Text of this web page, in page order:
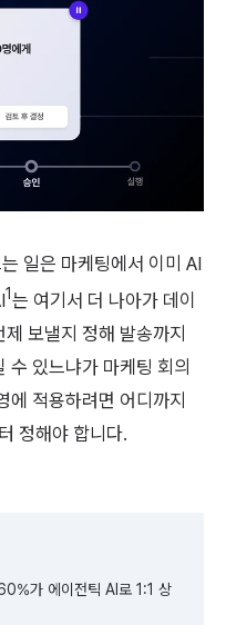
일은 마케팅에서 이미 AI
1는 여기서 더 나아가 데이
보낼지 정해 발송까지
수 있느냐가 마케팅 회의
에 적용하려면 어디까지
정해야 합니다.
가 에이전틱 AI로 1:1 상